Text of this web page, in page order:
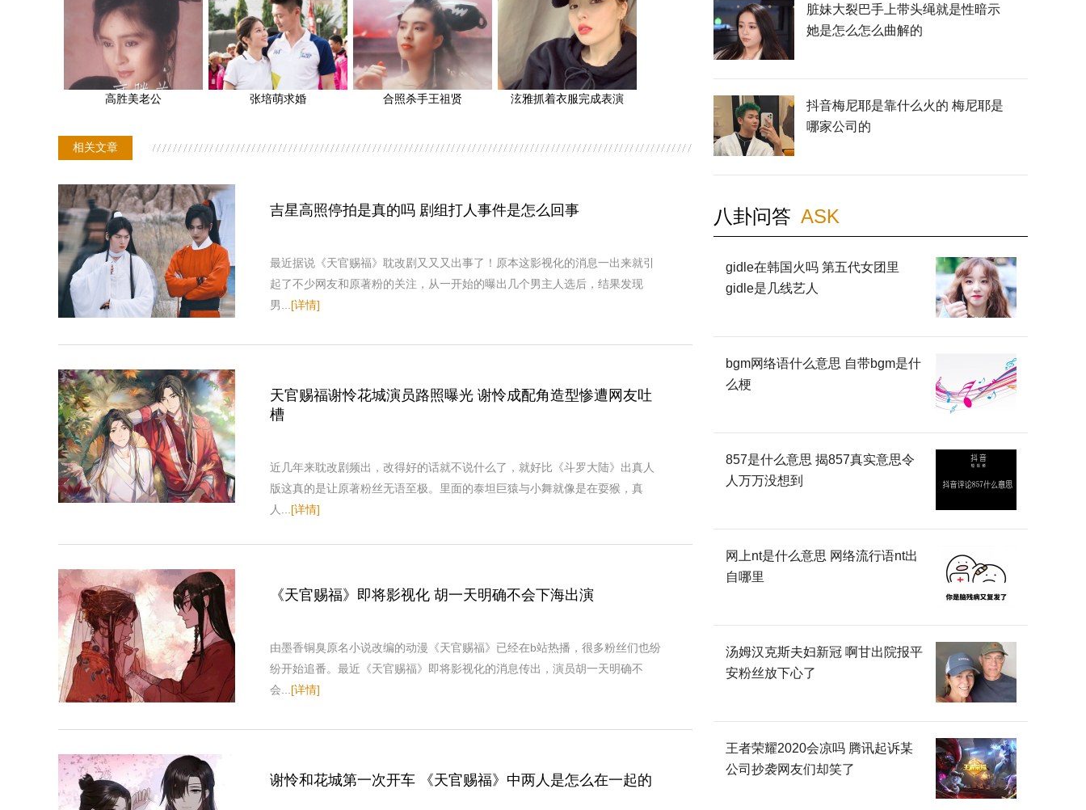
高胜美老公 张培萌求婚 合照杀手王祖贤 泫雅抓着衣服完成表演
相关文章
吉星高照停拍是真的吗 剧组打人事件是怎么回事
最近据说《天官赐福》耽改剧又又又出事了！原本这影视化的消息一出来就引
起了不少网友和原著粉的关注，从一开始的曝出几个男主人选后，结果发现
男... [详情]
天官赐福谢怜花城演员路照曝光 谢怜成配角造型惨遭网友吐
槽
近几年来耽改剧频出，改得好的话就不说什么了，就好比《斗罗大陆》出真人
版这真的是让原著粉丝无语至极。里面的泰坦巨猿与小舞就像是在耍猴，真
人... [详情]
《天官赐福》即将影视化 胡一天明确不会下海出演
由墨香铜臭原名小说改编的动漫《天官赐福》已经在b站热播，很多粉丝们也纷
纷开始追番。最近《天官赐福》即将影视化的消息传出，演员胡一天明确不
会... [详情]
谢怜和花城第一次开车 《天官赐福》中两人是怎么在一起的
脏妹大裂巴手上带头绳就是性暗示
她是怎么怎么曲解的
抖音梅尼耶是靠什么火的 梅尼耶是
哪家公司的
八卦问答 ASK
gidle在韩国火吗 第五代女团里
gidle是几线艺人
bgm网络语什么意思 自带bgm是什
么梗
857是什么意思 揭857真实意思令
人万万没想到
网上nt是什么意思 网络流行语nt出
自哪里
汤姆汉克斯夫妇新冠 啊甘出院报平
安粉丝放下心了
王者荣耀2020会凉吗 腾讯起诉某
公司抄袭网友们却笑了